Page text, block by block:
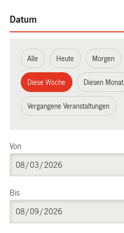
Datum
Alle Heute Morgen
Diese Woche Diesen Monat
Vergangene Veranstaltungen
Von
Bis